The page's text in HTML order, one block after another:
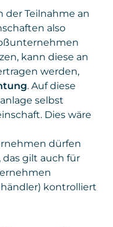
der Teilnahme an
also
kann diese an
werden,
. Auf diese
selbst
Dies wäre
dürfen
das gilt auch für
kontrolliert
war,
verwendetes
Website, von der
privacy
legal/privacy-
übermittelt.
des
zu
dient
Anmeldung
sonstigen
und technische
de-